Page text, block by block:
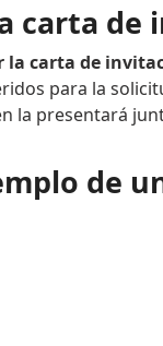
carta de
la carta de
para la
la presentará
de